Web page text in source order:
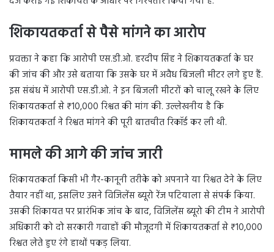
शिकायतकर्ता से पैसे मांगने का आरोप
प्रवक्ता ने कहा कि आरोपी एस.डी.ओ. हरदीप सिंह ने शिकायतकर्ता के घर
की जांच की और उसे बताया कि उसके घर में अवैध बिजली मीटर लगे हुए हैं.
इस संबंध में आरोपी एस.डी.ओ. ने इन बिजली मीटरों को चालू रखने के लिए
शिकायतकर्ता से ₹10,000 रिश्वत की मांग की. उल्लेखनीय है कि
शिकायतकर्ता ने रिश्वत मांगने की पूरी बातचीत रिकॉर्ड कर ली थी.
मामले की आगे की जांच जारी
शिकायतकर्ता किसी भी गैर-कानूनी तरीके को अपनाने या रिश्वत देने के लिए
तैयार नहीं था, इसलिए उसने विजिलेंस ब्यूरो रेंज पटियाला से संपर्क किया.
उसकी शिकायत पर प्रारंभिक जांच के बाद, विजिलेंस ब्यूरो की टीम ने आरोपी
अधिकारी को दो सरकारी गवाहों की मौजूदगी में शिकायतकर्ता से ₹10,000
रिश्वत लेते हुए रंगे हाथों पकड़ लिया.